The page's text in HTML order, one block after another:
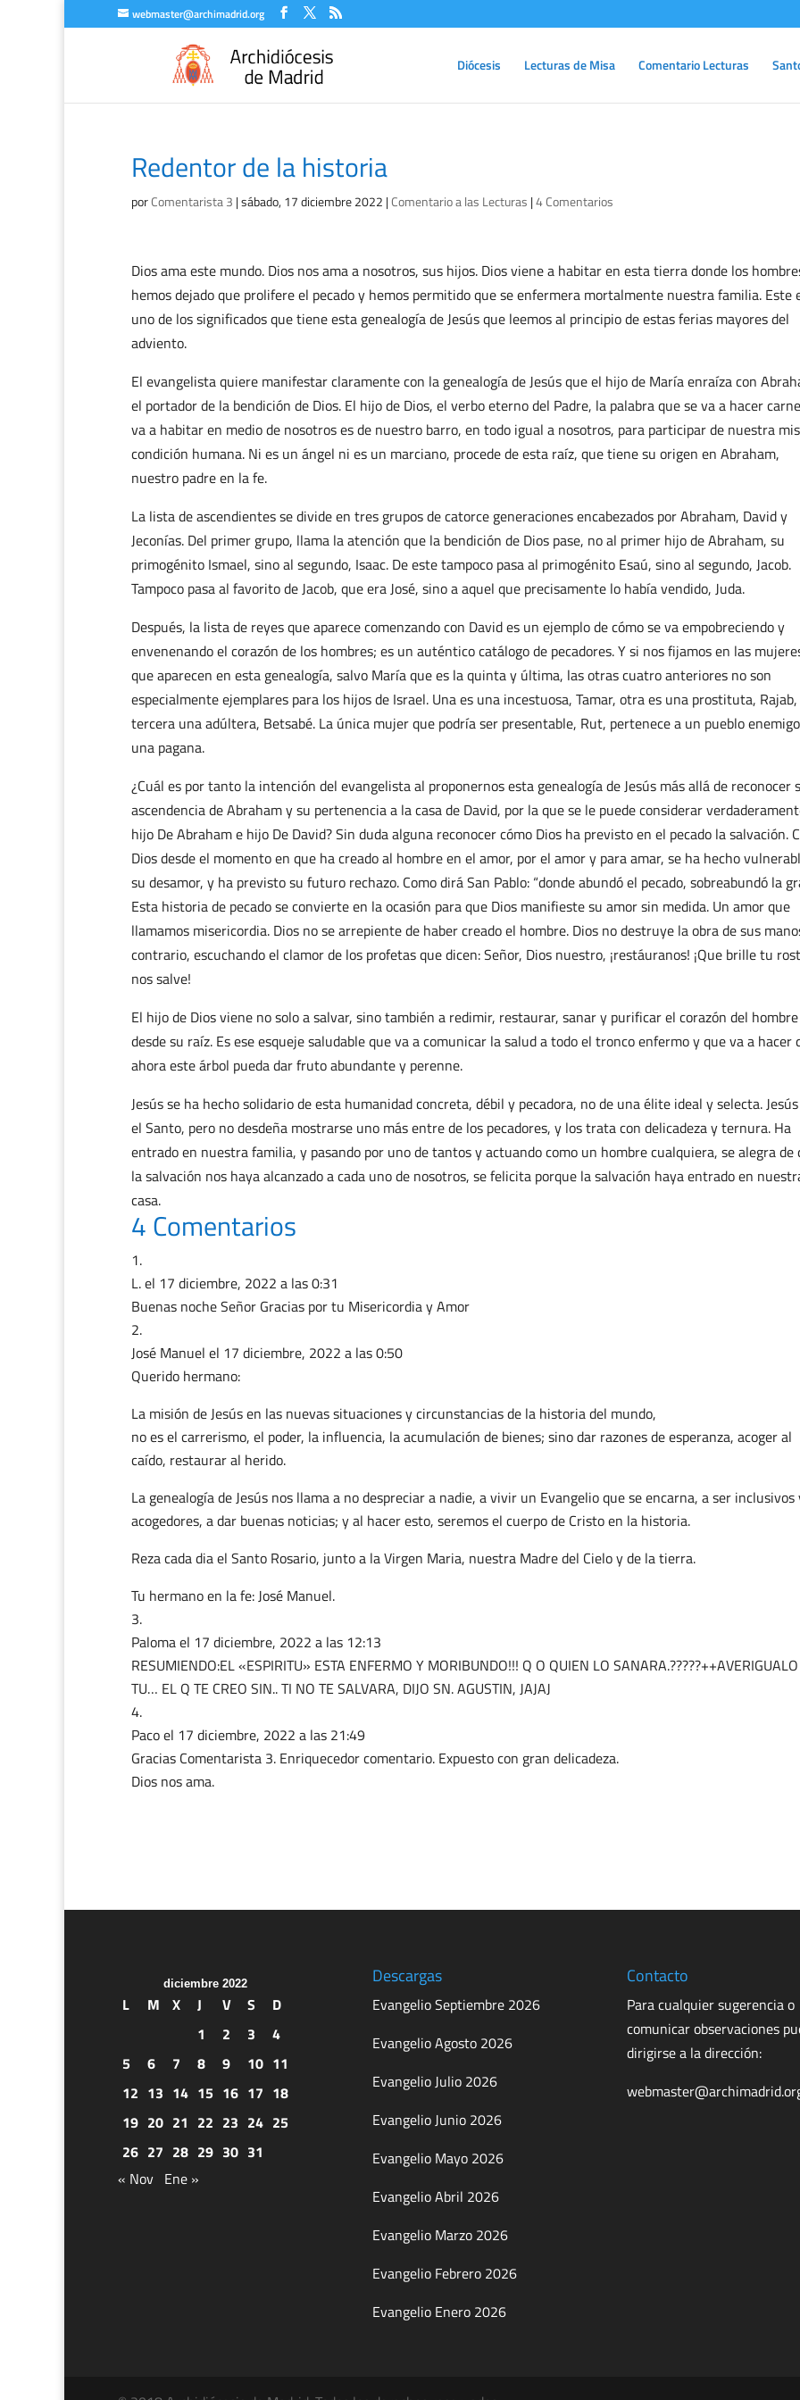
webmaster@archimadrid.org
Diócesis Lecturas de Misa Comentario Lecturas
Redentor de la historia
porComentarista 3 |sábado, 17 diciembre 2022 |Comentario a las Lecturas |4 Comentarios
Dios ama este mundo. Dios nos ama a nosotros, sus hijos. Dios viene a habitar en esta tierra donde los
hemos dejado que prolifere el pecado y hemos permitido que se enfermera mortalmente nuestra familia. Este
uno de los significados que tiene esta genealogía de Jesús que leemos al principio de estas ferias mayores del
adviento.
El evangelista quiere manifestar claramente con la genealogía de Jesús que el hijo de María enraíza con
el portador de la bendición de Dios. El hijo de Dios, el verbo eterno del Padre, la palabra que se va a hacer
va a habitar en medio de nosotros es de nuestro barro, en todo igual a nosotros, para participar de nuestra
condición humana. Ni es un ángel ni es un marciano, procede de esta raíz, que tiene su origen en Abraham,
nuestro padre en la fe.
La lista de ascendientes se divide en tres grupos de catorce generaciones encabezados por Abraham, David y
Jeconías. Del primer grupo, llama la atención que la bendición de Dios pase, no al primer hijo de Abraham, su
primogénito Ismael, sino al segundo, Isaac. De este tampoco pasa al primogénito Esaú, sino al segundo, Jacob.
Tampoco pasa al favorito de Jacob, que era José, sino a aquel que precisamente lo había vendido, Juda.
Después, la lista de reyes que aparece comenzando con David es un ejemplo de cómo se va empobreciendo y
envenenando el corazón de los hombres; es un auténtico catálogo de pecadores. Y si nos fijamos en las
que aparecen en esta genealogía, salvo María que es la quinta y última, las otras cuatro anteriores no son
especialmente ejemplares para los hijos de Israel. Una es una incestuosa, Tamar, otra es una prostituta,
tercera una adúltera, Betsabé. La única mujer que podría ser presentable, Rut, pertenece a un pueblo
una pagana.
¿Cuál es por tanto la intención del evangelista al proponernos esta genealogía de Jesús más allá de reconocer
ascendencia de Abraham y su pertenencia a la casa de David, por la que se le puede considerar
hijo De Abraham e hijo De David? Sin duda alguna reconocer cómo Dios ha previsto en el pecado la salvación.
Dios desde el momento en que ha creado al hombre en el amor, por el amor y para amar, se ha hecho
su desamor, y ha previsto su futuro rechazo. Como dirá San Pablo: “donde abundó el pecado, sobreabundó la
Esta historia de pecado se convierte en la ocasión para que Dios manifieste su amor sin medida. Un amor que
llamamos misericordia. Dios no se arrepiente de haber creado el hombre. Dios no destruye la obra de sus
contrario, escuchando el clamor de los profetas que dicen: Señor, Dios nuestro, ¡restáuranos! ¡Que brille tu
nos salve!
El hijo de Dios viene no solo a salvar, sino también a redimir, restaurar, sanar y purificar el corazón del hombre
desde su raíz. Es ese esqueje saludable que va a comunicar la salud a todo el tronco enfermo y que va a hacer
ahora este árbol pueda dar fruto abundante y perenne.
Jesús se ha hecho solidario de esta humanidad concreta, débil y pecadora, no de una élite ideal y selecta.
el Santo, pero no desdeña mostrarse uno más entre de los pecadores, y los trata con delicadeza y ternura. Ha
entrado en nuestra familia, y pasando por uno de tantos y actuando como un hombre cualquiera, se alegra de
la salvación nos haya alcanzado a cada uno de nosotros, se felicita porque la salvación haya entrado en
casa.
4 Comentarios
L.el 17 diciembre, 2022 a las 0:31
Buenas noche Señor Gracias por tu Misericordia y Amor
José Manuel el 17 diciembre, 2022 a las 0:50
Querido hermano:
La misión de Jesús en las nuevas situaciones y circunstancias de la historia del mundo,
no es el carrerismo, el poder, la influencia, la acumulación de bienes; sino dar razones de esperanza, acoger al
caído, restaurar al herido.
La genealogía de Jesús nos llama a no despreciar a nadie, a vivir un Evangelio que se encarna, a ser inclusivos
acogedores, a dar buenas noticias; y al hacer esto, seremos el cuerpo de Cristo en la historia.
Reza cada dia el Santo Rosario, junto a la Virgen Maria, nuestra Madre del Cielo y de la tierra.
Tu hermano en la fe: José Manuel.
Paloma️️️el 17 diciembre, 2022 a las 12:13
RESUMIENDO:EL «ESPIRITU» ESTA ENFERMO Y MORIBUNDO!!! Q O QUIEN LO SANARA.?????++AVERIGUALO
TU… EL Q TE CREO SIN.. TI NO TE SALVARA, DIJO SN. AGUSTIN, JAJAJ
Pacoel 17 diciembre, 2022 a las 21:49
Gracias Comentarista 3. Enriquecedor comentario. Expuesto con gran delicadeza.
Dios nos ama.
diciembre 2022
L M X J V S
D
1
2 3
4
5
6 7 8 9 10 11
12 13 14 15 16 17 18
19 20 21 22 23 24 25
26 27 28 29 30 31
« Nov Ene »
Descargas
Evangelio Septiembre 2026
Evangelio Agosto 2026
Evangelio Julio 2026
Evangelio Junio 2026
Evangelio Mayo 2026
Evangelio Abril 2026
Evangelio Marzo 2026
Evangelio Febrero 2026
Evangelio Enero 2026
Contacto
Para cualquier sugerencia o
comunicar observaciones
dirigirse a la dirección: